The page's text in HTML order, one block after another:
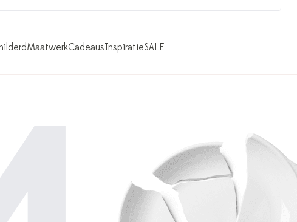
MaatwerkCadeausInspiratieSALE